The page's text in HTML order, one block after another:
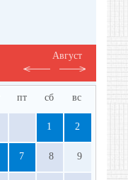
Август
пт сб вс
1 2
7 8 9